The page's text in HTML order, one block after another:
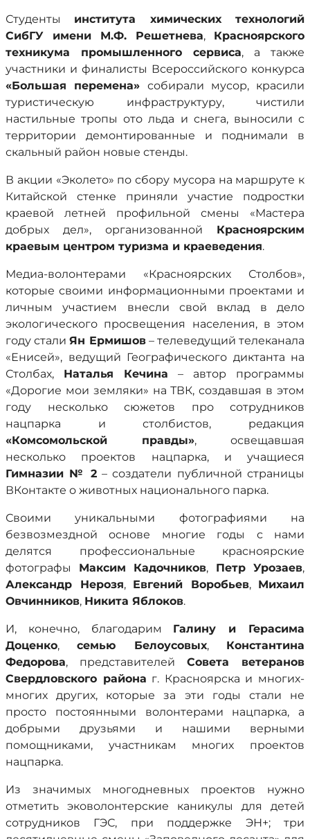
Студенты института химических технологий
СибГУ имени М.Ф. Решетнева, Красноярского
техникума промышленного сервиса, а также
участники и финалисты Всероссийского конкурса
«Большая перемена» собирали мусор, красили
туристическую инфраструктуру, чистили
настильные тропы ото льда и снега, выносили с
территории демонтированные и поднимали в
скальный район новые стенды.
В акции «Эколето» по сбору мусора на маршруте к
Китайской стенке приняли участие подростки
краевой летней профильной смены «Мастера
добрых дел», организованной Красноярским
краевым центром туризма и краеведения.
Медиа-волонтерами «Красноярских Столбов»,
которые своими информационными проектами и
личным участием внесли свой вклад в дело
экологического просвещения населения, в этом
году сталиЯн Ермишов– телеведущий телеканала
«Енисей», ведущий Географического диктанта на
Столбах, Наталья Кечина – автор программы
«Дорогие мои земляки» на ТВК, создавшая в этом
году несколько сюжетов про сотрудников
нацпарка и столбистов, редакция
«Комсомольской правды»,
освещавшая
несколько проектов нацпарка, и учащиеся
Гимназии № 2– создатели публичной страницы
ВКонтакте о животных национального парка.
Своими уникальными фотографиями на
безвозмездной основе многие годы с нами
делятся профессиональные красноярские
фотографы Максим Кадочников, Петр Урозаев,
Александр Нерозя, Евгений Воробьев, Михаил
Овчинников, Никита Яблоков.
И, конечно, благодарим Галину и Герасима
Доценко,семью Белоусовых, Константина
Федорова, представителей Совета ветеранов
Свердловского района г. Красноярска и многих-
многих других, которые за эти годы стали не
просто постоянными волонтерами нацпарка, а
добрыми друзьями и нашими верными
помощниками, участникам многих проектов
нацпарка.
Из значимых многодневных проектов нужно
отметить эковолонтерские каникулы для детей
сотрудников ГЭС, при поддержке ЭН+; три